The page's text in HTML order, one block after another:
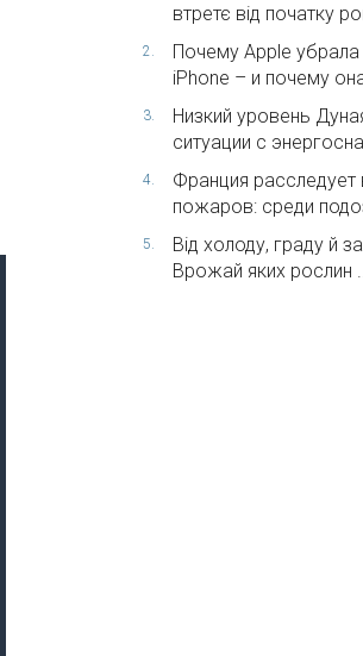
втретє від початку
2.
Почему Apple
iPhone – и почему она
3.
Низкий уровень
ситуации с
4.
Франция расследует
пожаров: среди
5.
Від холоду, граду й
Врожай яких рослин ...